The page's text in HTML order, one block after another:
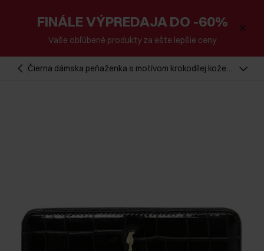
FINÁLE VÝPREDAJA DO -60%
Vaše obľúbené produkty za ešte lepšie ceny
Čierna dámska peňaženka s motívom krokodílej kože